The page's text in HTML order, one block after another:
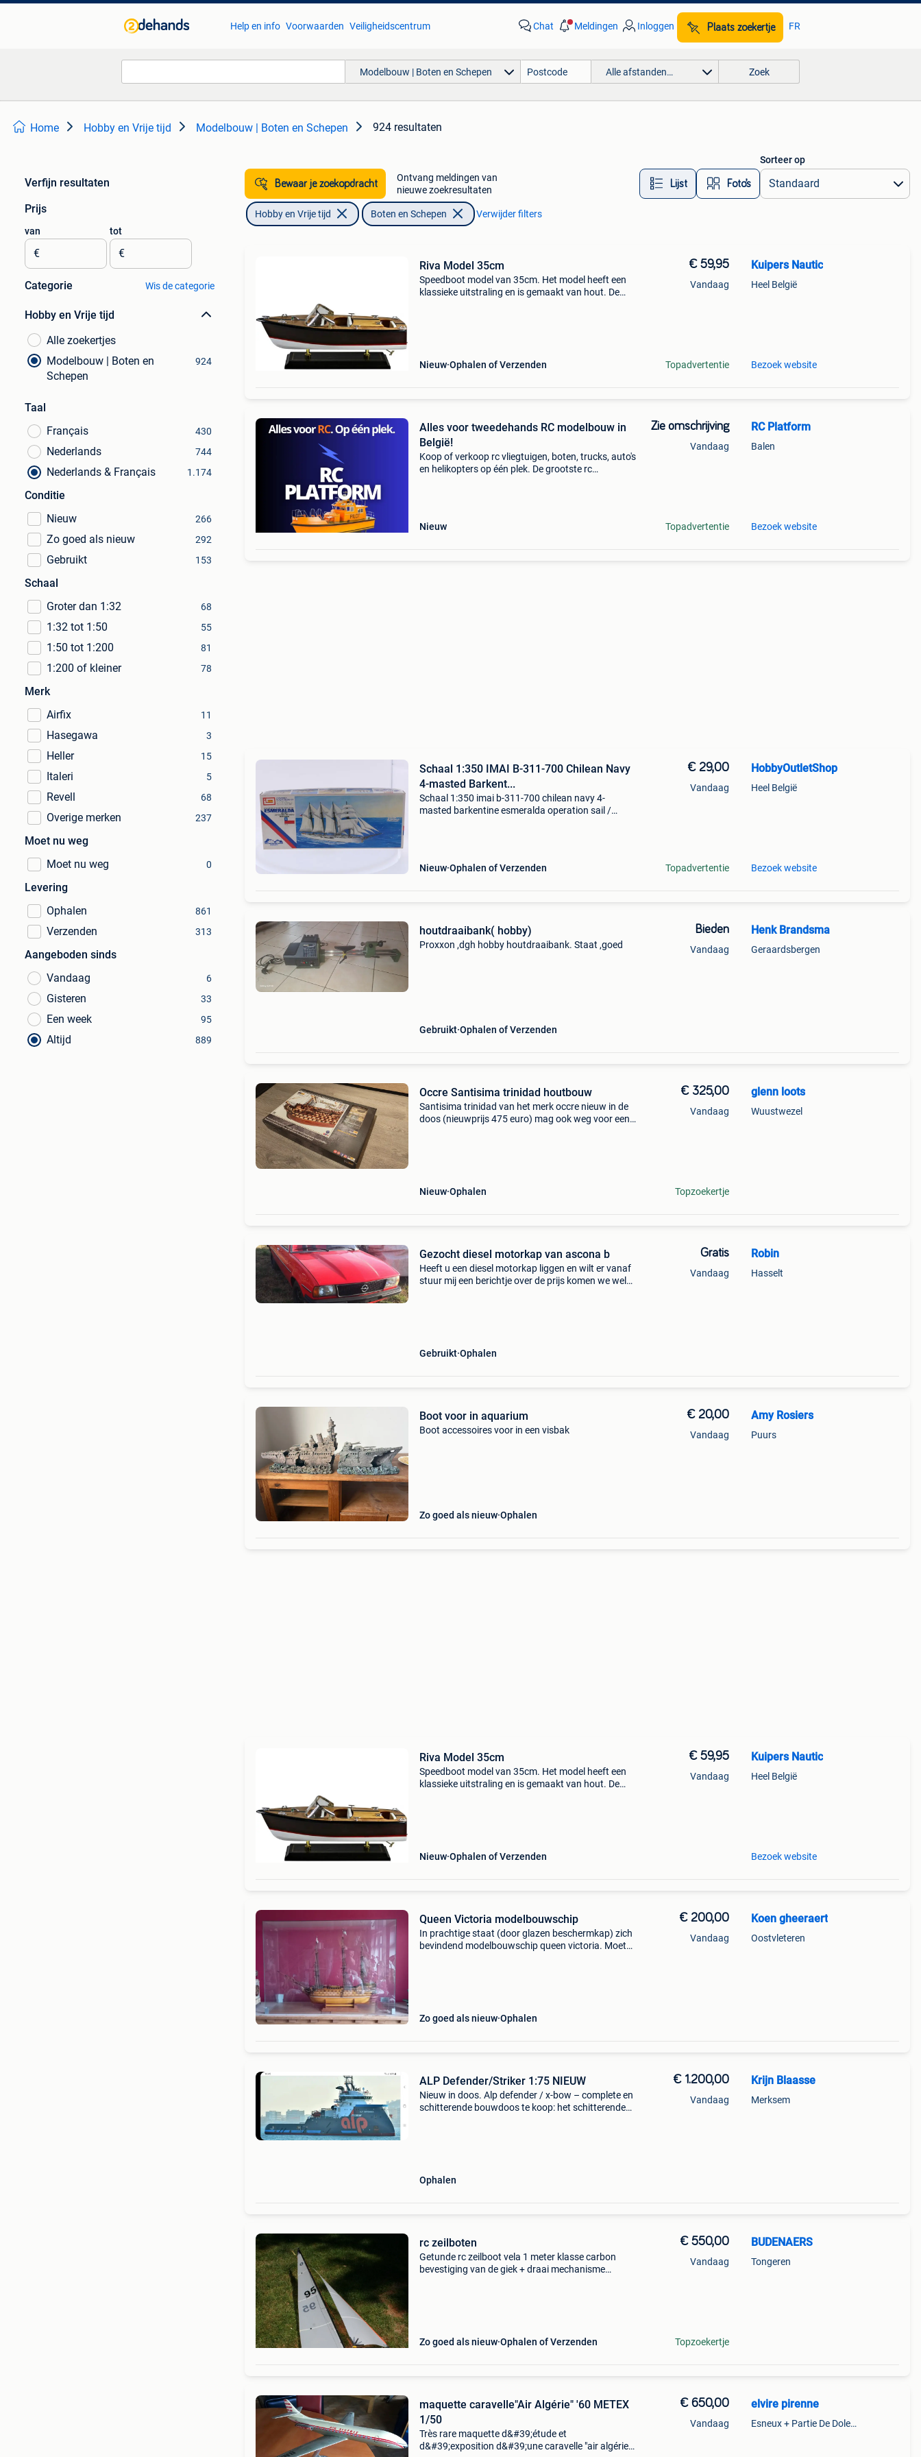
Help en info Voorwaarden Veiligheidscentrum Chat Meldingen Inloggen Plaats zoekertje FR
Modelbouw | Boten en Schepen Alle afstanden… Zoek
Home Hobby en Vrije tijd Modelbouw | Boten en Schepen 924 resultaten
Verfijn resultaten
Prijs
van
€
tot
€
Categorie Wis de categorie
Hobby en Vrije tijd
Alle zoekertjes
Modelbouw | Boten en
Schepen
924
Taal
Français
430
Nederlands 744
Nederlands & Français 1.174
Conditie
Nieuw
266
Zo goed als nieuw 292
Gebruikt 153
Schaal
Groter dan 1:32
68
1:32 tot 1:50 55
1:50 tot 1:200 81
1:200 of kleiner 78
Merk
Airfix
11
Hasegawa 3
Heller 15
Italeri 5
Revell 68
Overige merken 237
Moet nu weg
Moet nu weg
0
Levering
Ophalen
861
Verzenden 313
Aangeboden sinds
Vandaag
6
Gisteren 33
Een week 95
Altijd 889
Bewaar je zoekopdracht
Ontvang meldingen van
nieuwe zoekresultaten
Lijst Foto’s
Sorteer op
Hobby en Vrije tijd Boten en Schepen Verwijder filters
Riva Model 35cm
Speedboot model van 35cm. Het model heeft een
klassieke uitstraling en is gemaakt van hout. De
Nieuw Ophalen of Verzenden
€ 59,95
Vandaag
Topadvertentie
Kuipers Nautic
Heel België
Bezoek website
Alles voor tweedehands RC modelbouw in
België!
Koop of verkoop rc vliegtuigen, boten, trucks, auto's
en helikopters op één plek. De grootste rc
Nieuw
Zie omschrijving
Vandaag
Topadvertentie
RC Platform
Balen
Bezoek website
Schaal 1:350 IMAI B-311-700 Chilean Navy
4-masted Barkent...
Schaal 1:350 imai b-311-700 chilean navy 4-
masted barkentine esmeralda operation sail /
Nieuw Ophalen of Verzenden
€ 29,00
Vandaag
Topadvertentie
HobbyOutletShop
Heel België
Bezoek website
houtdraaibank( hobby)
Proxxon ,dgh hobby houtdraaibank. Staat ,goed
Gebruikt Ophalen of Verzenden
Bieden
Vandaag
Henk Brandsma
Geraardsbergen
Occre Santisima trinidad houtbouw
Santisima trinidad van het merk occre nieuw in de
doos (nieuwprijs 475 euro) mag ook weg voor een
Nieuw Ophalen
€ 325,00
Vandaag
Topzoekertje
glenn loots
Wuustwezel
Gezocht diesel motorkap van ascona b
Heeft u een diesel motorkap liggen en wilt er vanaf
stuur mij een berichtje over de prijs komen we wel
Gebruikt Ophalen
Gratis
Vandaag
Robin
Hasselt
Boot voor in aquarium
Boot accessoires voor in een visbak
Zo goed als nieuw Ophalen
€ 20,00
Vandaag
Amy Rosiers
Puurs
Riva Model 35cm
Speedboot model van 35cm. Het model heeft een
klassieke uitstraling en is gemaakt van hout. De
Nieuw Ophalen of Verzenden
€ 59,95
Vandaag
Kuipers Nautic
Heel België
Bezoek website
Queen Victoria modelbouwschip
In prachtige staat (door glazen beschermkap) zich
bevindend modelbouwschip queen victoria. Moet
Zo goed als nieuw Ophalen
€ 200,00
Vandaag
Koen gheeraert
Oostvleteren
ALP Defender/Striker 1:75 NIEUW
Nieuw in doos. Alp defender / x-bow – complete en
schitterende bouwdoos te koop: het schitterende
Ophalen
€ 1.200,00
Vandaag
Krijn Blaasse
Merksem
rc zeilboten
Getunde rc zeilboot vela 1 meter klasse carbon
bevestiging van de giek + draai mechanisme
Zo goed als nieuw Ophalen of Verzenden
€ 550,00
Vandaag
Topzoekertje
BUDENAERS
Tongeren
maquette caravelle"Air Algérie" '60 METEX
1/50
Très rare maquette d&#39;étude et
d&#39;exposition d&#39;une caravelle "air algérie"
€ 650,00
Vandaag
elvire pirenne
Esneux + Partie De Dolembreux